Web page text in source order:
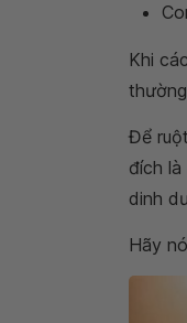
Khi
Để
đích
dinh
Hãy